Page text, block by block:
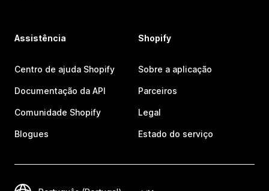
Assistência
Centro de ajuda Shopify
Documentação da API
Comunidade Shopify
Blogues
Shopify
Sobre a aplicação
Parceiros
Legal
Estado do serviço